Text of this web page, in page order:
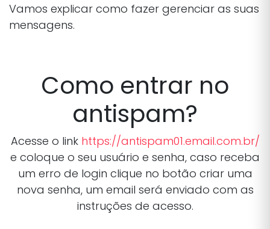
Vamos explicar como fazer gerenciar as suas
mensagens.
Como entrar no
antispam?
Acesse o link https://antispam01.email.com.br/
e coloque o seu usuário e senha, caso receba
um erro de login clique no botão criar uma
nova senha, um email será enviado com as
instruções de acesso.